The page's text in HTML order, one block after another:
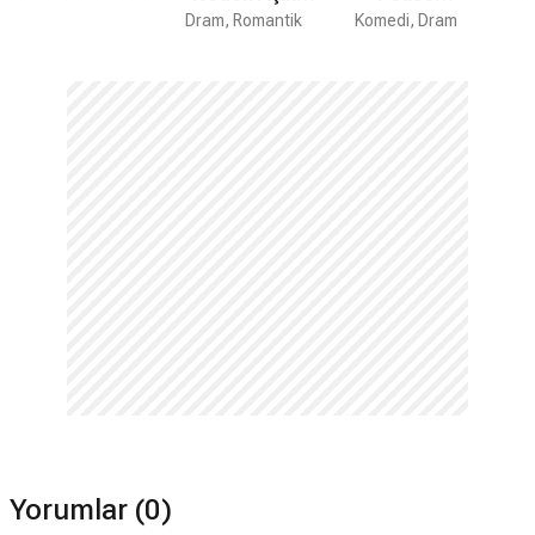
Olur?
Dram, Romantik
Experience
Komedi, Dram
Yorumlar (0)